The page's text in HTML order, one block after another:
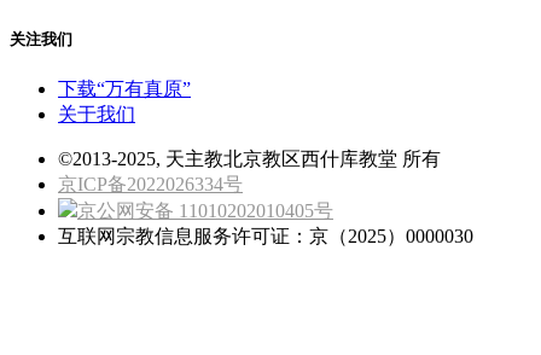
关注我们
下载“万有真原”
关于我们
©2013-2025, 天主教北京教区西什库教堂 所有
京ICP备2022026334号
京公网安备 11010202010405号
互联网宗教信息服务许可证：京（2025）0000030